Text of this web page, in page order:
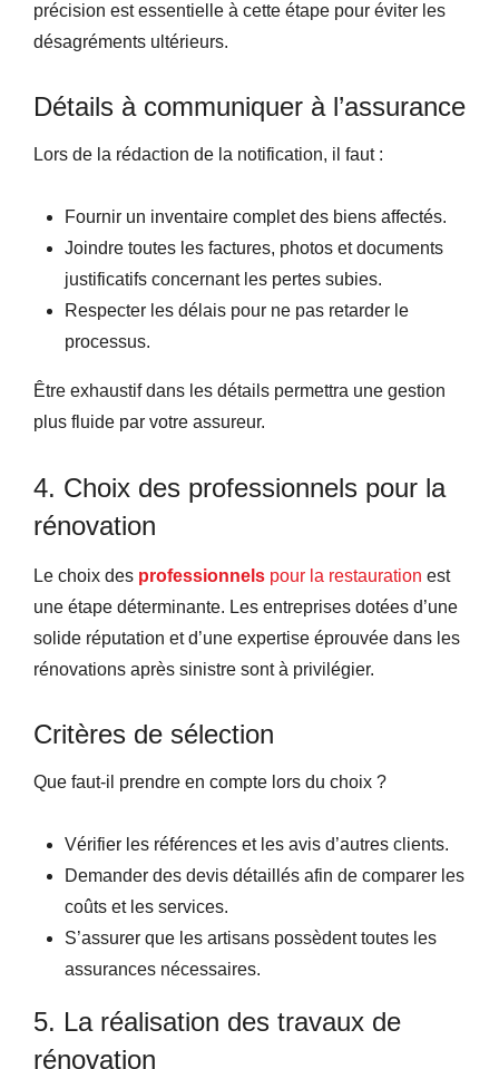
précision est essentielle à cette étape pour éviter les
désagréments ultérieurs.
Détails à communiquer à l’assurance
Lors de la rédaction de la notification, il faut :
Fournir un inventaire complet des biens affectés.
Joindre toutes les factures, photos et documents
justificatifs concernant les pertes subies.
Respecter les délais pour ne pas retarder le
processus.
Être exhaustif dans les détails permettra une gestion
plus fluide par votre assureur.
4. Choix des professionnels pour la
rénovation
Le choix des professionnels pour la restauration est
une étape déterminante. Les entreprises dotées d’une
solide réputation et d’une expertise éprouvée dans les
rénovations après sinistre sont à privilégier.
Critères de sélection
Que faut-il prendre en compte lors du choix ?
Vérifier les références et les avis d’autres clients.
Demander des devis détaillés afin de comparer les
coûts et les services.
S’assurer que les artisans possèdent toutes les
assurances nécessaires.
5. La réalisation des travaux de
rénovation